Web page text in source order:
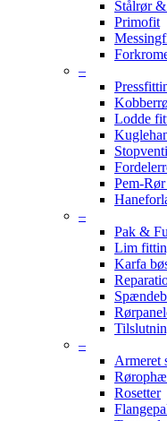
Stålrør
Primofit
–
Lodde
Pem-
–
Pak &
Lim
Karfa
–
Armeret
Rosetter